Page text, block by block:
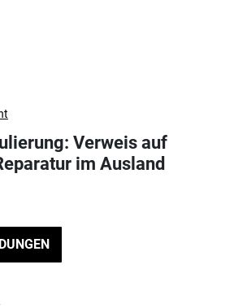
Verweis auf
im Ausland